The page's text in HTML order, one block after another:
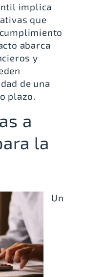
implica
que
abarca
y
de una
plazo.
a
la
Un